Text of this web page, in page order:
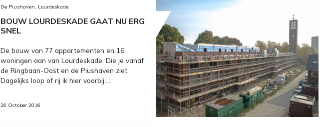
De Piushaven, Lourdeskade
BOUW LOURDESKADE GAAT NU ERG
SNEL
De bouw van 77 appartementen en 16
woningen aan van Lourdeskade. Die je vanaf
de Ringbaan-Oost en de Piushaven ziet.
Dagelijks loop of rij ik hier voorbij....
26 October 2016